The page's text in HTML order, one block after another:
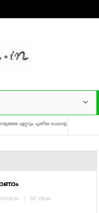
ഏറ്റവും പുതിയ ഫോട്ടോഷൂട്ട് കാണാം
| 90 Views